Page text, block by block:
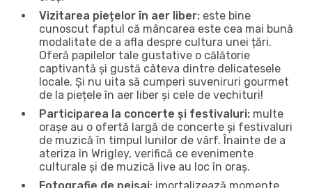
Vizitarea piețelor în aer liber: este bine
cunoscut faptul că mâncarea este cea mai bună
modalitate de a afla despre cultura unei țări.
Oferă papilelor tale gustative o călătorie
captivantă și gustă câteva dintre delicatesele
locale. Și nu uita să cumperi suveniruri gourmet
de la piețele în aer liber și cele de vechituri!
Participarea la concerte și festivaluri: multe
orașe au o ofertă largă de concerte și festivaluri
de muzică în timpul lunilor de vârf. Înainte de a
ateriza în Wrigley, verifică ce evenimente
culturale și de muzică live au loc în oraș.